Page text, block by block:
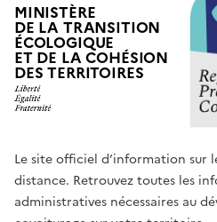
MINISTÈRE
DE LA TRANSITION
ÉCOLOGIQUE
ET DE LA COHÉSION
DES TERRITOIRES
Le site officiel d’information sur
distance. Retrouvez toutes les
administratives nécessaires au